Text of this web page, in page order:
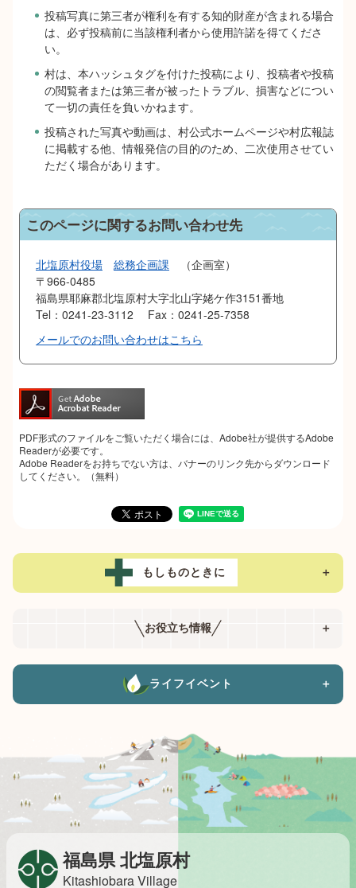
投稿写真に第三者が権利を有する知的財産が含まれる場合
は、必ず投稿前に当該権利者から使用許諾を得てくださ
い。
村は、本ハッシュタグを付けた投稿により、投稿者や投稿
の閲覧者または第三者が被ったトラブル、損害などについ
て一切の責任を負いかねます。
投稿された写真や動画は、村公式ホームページや村広報誌
に掲載する他、情報発信の目的のため、二次使用させてい
ただく場合があります。
このページに関するお問い合わせ先
北塩原村役場 総務企画課
企画室
〒966-0485
福島県耶麻郡北塩原村大字北山字姥ケ作3151番地
Tel：0241-23-3112
Fax：0241-25-7358
メールでのお問い合わせはこちら
PDF形式のファイルをご覧いただく場合には、Adobe社が提供するAdobe
Readerが必要です。
Adobe Readerをお持ちでない方は、バナーのリンク先からダウンロード
してください。（無料）
もしものときに ＋
お役立ち情報 ＋
ライフイベント ＋
福島県 北塩原村
Kitashiobara Village